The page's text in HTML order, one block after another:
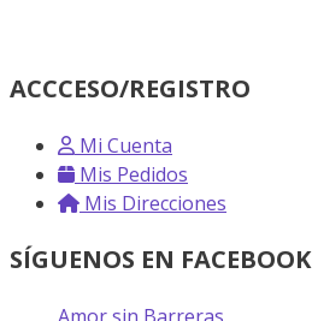
ACCCESO/REGISTRO
Mi Cuenta
Mis Pedidos
Mis Direcciones
SÍGUENOS EN FACEBOOK